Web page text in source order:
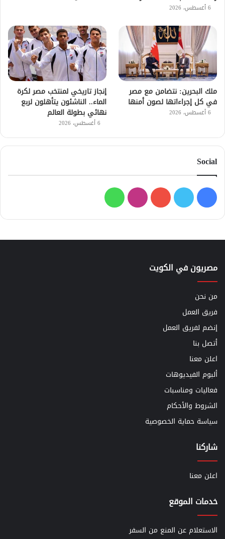
6 أغسطس، 2026
ملك البحرين: نتضامن مع مصر
في كل إجراءاتها لصون أمنها
6 أغسطس، 2026
إنجاز تاريخي لمنتخب مصر لكرة
الماء.. الناشئون يتأهلون لربع
نهائي بطولة العالم
6 أغسطس، 2026
Social
فيسبوك
تويتر يوتيوبانستقرامواتساب
مصريون في الكويت
من نحن
فريق العمل
إنضم لفريق العمل
أتصل بنا
اعلن معنا
ألبوم الفيديوهات
فعاليات ومناسبات
الشروط والأحكام
سياسة حماية الخصوصية
شاركنا
اعلن معنا
خدمات الموقع
الاستعلام عن المنع من السفر